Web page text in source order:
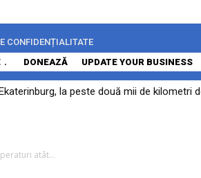
CONFIDENȚIALITATE
DONEAZĂ UPDATE YOUR BUSINESS
la peste două mii de kilometri
atât...